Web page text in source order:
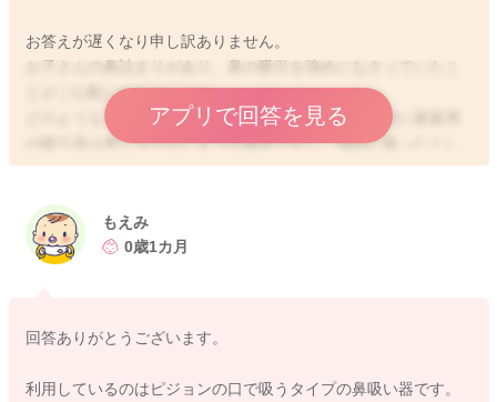
お答えが遅くなり申し訳ありません。
お子さんの鼻詰まりがあり、鼻の吸引を強めになさっていたこ
とがご心配になりましたね。
どのようなものをお使いかはわかりませんが、一般的に家庭用
の吸引器は奥に入らないような構造ですし、強めに吸ったとし
ても、それほど粘膜を傷つけるリスクは少ないと思いますよ。
心配になるかもしれませんが、お子さんのご様子がお変わりな
いのでしたら、あまりご心配なさらなくてもいいと思います。
になるのであれば、その方がいいように思いますよ。
アプリで回答を見る
もえみ
0歳1カ月
回答ありがとうございます。
利用しているのはピジョンの口で吸うタイプの鼻吸い器です。